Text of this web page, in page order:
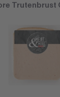
Trutenbrust